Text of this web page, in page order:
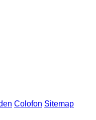
Colofon Sitemap